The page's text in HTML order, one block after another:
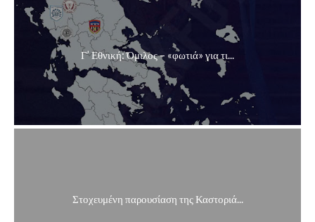
Γ’ Εθνική: Όμιλος – «φωτιά» για τι...
Στοχευμένη παρουσίαση της Καστοριά...